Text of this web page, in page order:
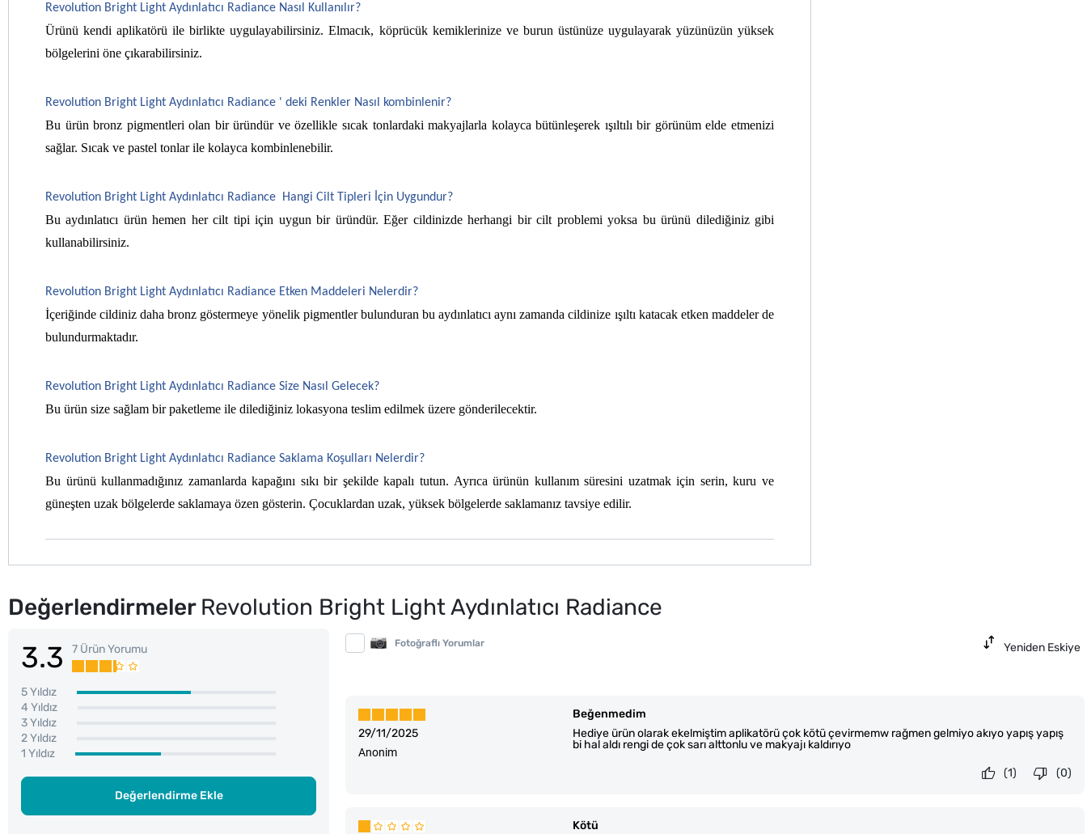
Revolution Bright Light Aydınlatıcı Radiance Nasıl Kullanılır?
Ürünü kendi aplikatörü ile birlikte uygulayabilirsiniz. Elmacık, köprücük kemiklerinize ve burun üstünüze uygulayarak yüzünüzün yüksek
bölgelerini öne çıkarabilirsiniz.
Revolution Bright Light Aydınlatıcı Radiance ' deki Renkler Nasıl kombinlenir?
Bu ürün bronz pigmentleri olan bir üründür ve özellikle sıcak tonlardaki makyajlarla kolayca bütünleşerek ışıltılı bir görünüm elde etmenizi
sağlar. Sıcak ve pastel tonlar ile kolayca kombinlenebilir.
Revolution Bright Light Aydınlatıcı Radiance  Hangi Cilt Tipleri İçin Uygundur?
Bu aydınlatıcı ürün hemen her cilt tipi için uygun bir üründür. Eğer cildinizde herhangi bir cilt problemi yoksa bu ürünü dilediğiniz gibi
kullanabilirsiniz.
Revolution Bright Light Aydınlatıcı Radiance Etken Maddeleri Nelerdir?
İçeriğinde cildiniz daha bronz göstermeye yönelik pigmentler bulunduran bu aydınlatıcı aynı zamanda cildinize ışıltı katacak etken maddeler de
bulundurmaktadır.
Revolution Bright Light Aydınlatıcı Radiance Size Nasıl Gelecek?
Bu ürün size sağlam bir paketleme ile dilediğiniz lokasyona teslim edilmek üzere gönderilecektir.
Revolution Bright Light Aydınlatıcı Radiance Saklama Koşulları Nelerdir?
Bu ürünü kullanmadığınız zamanlarda kapağını sıkı bir şekilde kapalı tutun. Ayrıca ürünün kullanım süresini uzatmak için serin, kuru ve
güneşten uzak bölgelerde saklamaya özen gösterin. Çocuklardan uzak, yüksek bölgelerde saklamanız tavsiye edilir.
Değerlendirmeler Revolution Bright Light Aydınlatıcı Radiance
3.3 7 Ürün Yorumu
5 Yıldız
4 Yıldız
3 Yıldız
2 Yıldız
1 Yıldız
Değerlendirme Ekle
Fotoğraflı Yorumlar Yeniden Eskiye
29/11/2025
Beğenmedim
Hediye ürün olarak ekelmiştim aplikatörü çok kötü çevirmemw rağmen gelmiyo akıyo yapış yapış
bi hal aldı rengi de çok sarı alttonlu ve makyajı kaldırıyo
Anonim
(0)
(1)
Kötü